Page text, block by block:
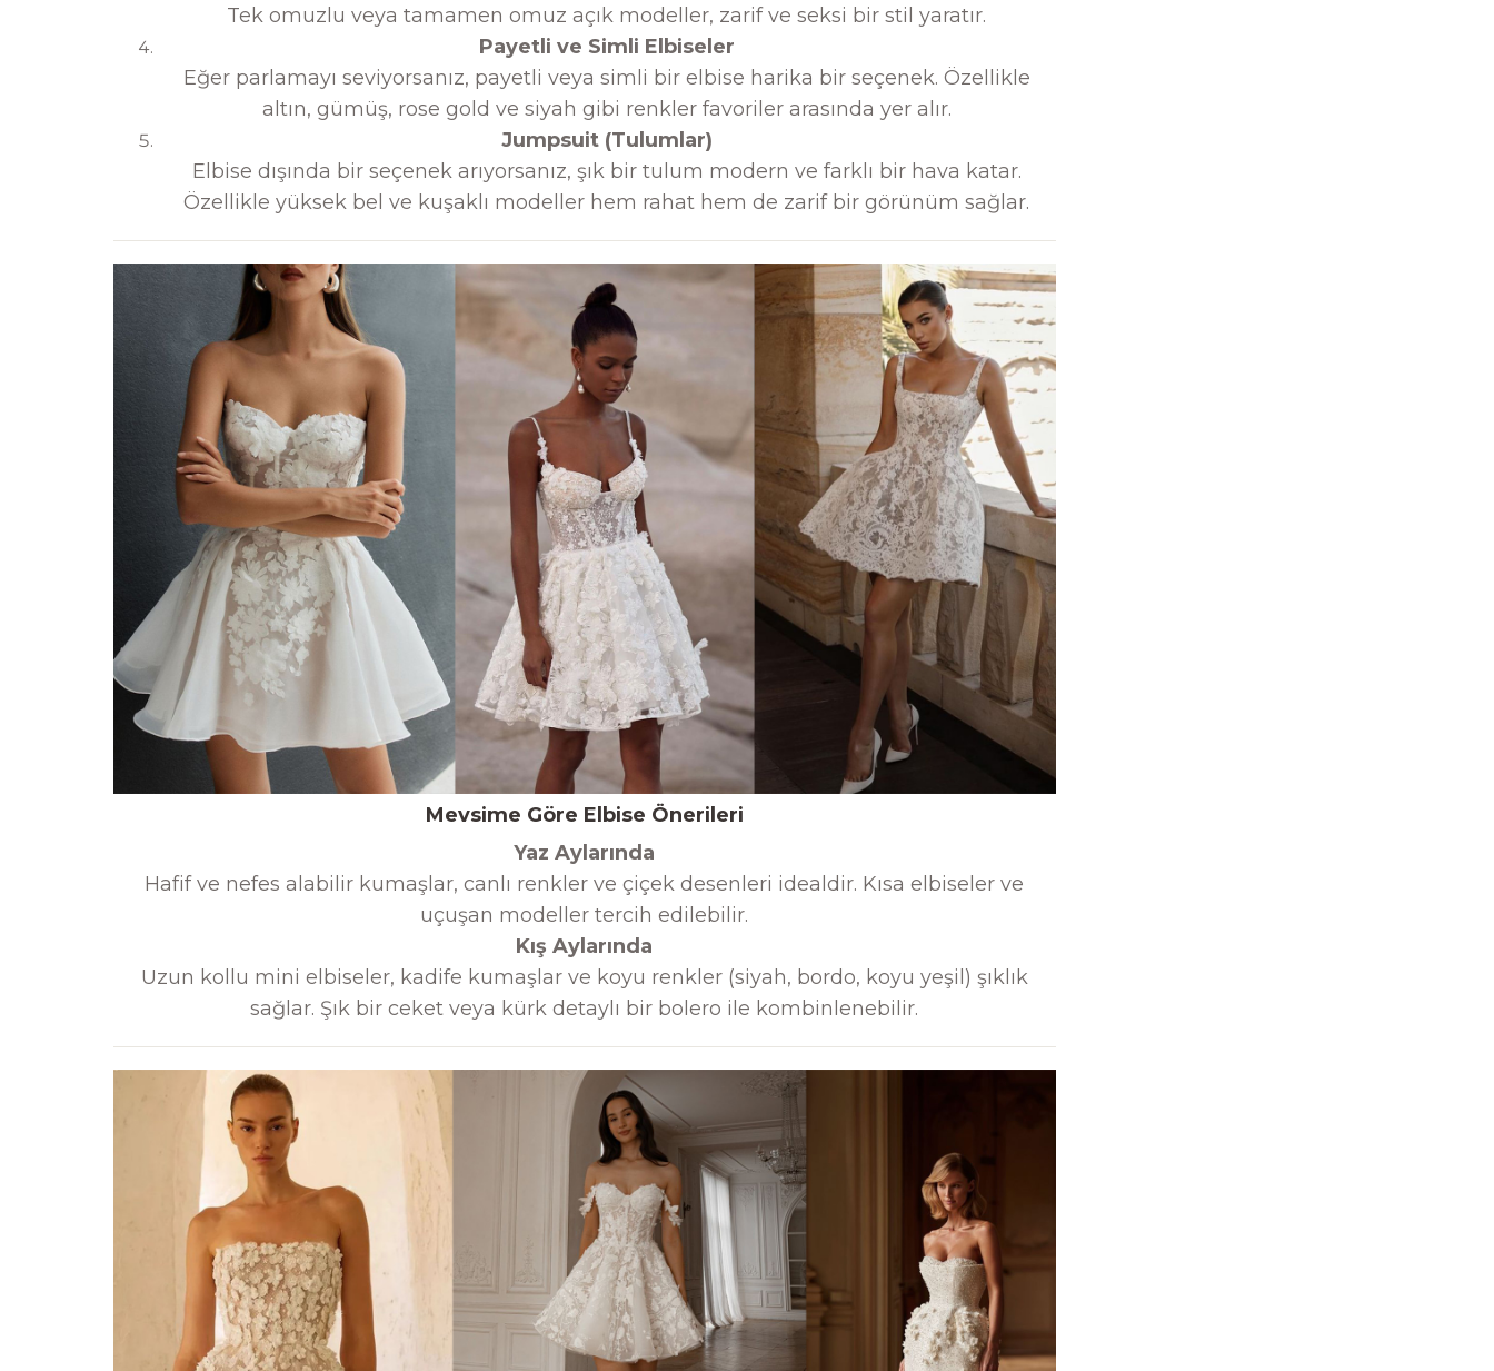
Tek omuzlu veya tamamen omuz açık modeller, zarif ve seksi bir stil yaratır.
Payetli ve Simli Elbiseler
Eğer parlamayı seviyorsanız, payetli veya simli bir elbise harika bir seçenek. Özellikle
altın, gümüş, rose gold ve siyah gibi renkler favoriler arasında yer alır.
Jumpsuit (Tulumlar)
Elbise dışında bir seçenek arıyorsanız, şık bir tulum modern ve farklı bir hava katar.
Özellikle yüksek bel ve kuşaklı modeller hem rahat hem de zarif bir görünüm sağlar.
Mevsime Göre Elbise Önerileri
Yaz Aylarında
Hafif ve nefes alabilir kumaşlar, canlı renkler ve çiçek desenleri idealdir. Kısa elbiseler ve
uçuşan modeller tercih edilebilir.
Kış Aylarında
Uzun kollu mini elbiseler, kadife kumaşlar ve koyu renkler (siyah, bordo, koyu yeşil) şıklık
sağlar. Şık bir ceket veya kürk detaylı bir bolero ile kombinlenebilir.